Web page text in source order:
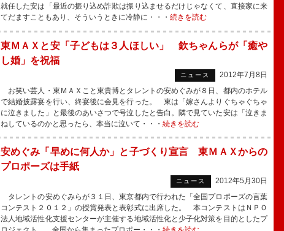
就任した安は「最近の振り込め詐欺は振り込ませるだけじゃなくて、直接家に来
てだますこともあり、そういうときに冷静に・・・ 続きを読む
東ＭＡＸと安「子どもは３人ほしい」 欽ちゃんらが「癒や
し婚」を祝福
ニュース
2012年7月8日
お笑い芸人・東ＭＡＸこと東貴博とタレントの安めぐみが８日、都内のホテル
で結婚披露宴を行い、終宴後に会見を行った。 東は「嫁さんよりぐちゃぐちゃ
に泣きました」と最後のあいさつで号泣したと告白。隣で見ていた安は「泣きま
ねしているのかと思ったら、本当に泣いて・・・ 続きを読む
安めぐみ「早めに何人か」と子づくり宣言 東ＭＡＸからの
プロポーズは手紙
ニュース
2012年5月30日
タレントの安めぐみらが３１日、東京都内で行われた「全国プロポーズの言葉
コンテスト２０１２」の授賞発表と表彰式に出席した。 本コンテストはＮＰＯ
法人地域活性化支援センターが主催する地域活性化と少子化対策を目的としたプ